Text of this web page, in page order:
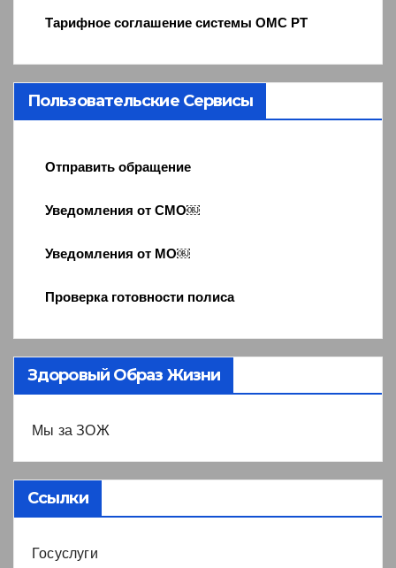
Тарифное соглашение системы ОМС РТ
Пользовательские Сервисы
Отправить обращение
Уведомления от СМО￼
Уведомления от МО￼
Проверка готовности полиса
Здоровый Образ Жизни
Мы за ЗОЖ
Ссылки
Госуслуги